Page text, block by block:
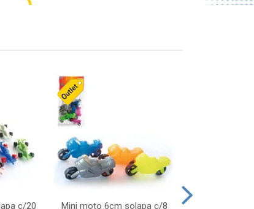
c/20
Mini moto 6cm solapa c/8